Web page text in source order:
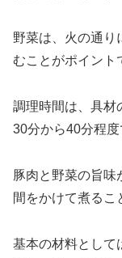
野菜は、火の通り
むことがポイント
調理時間は、具材
30分から40分程度
豚肉と野菜の旨味
間をかけて煮るこ
基本の材料として